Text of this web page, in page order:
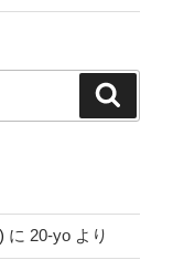
に 20-yo より